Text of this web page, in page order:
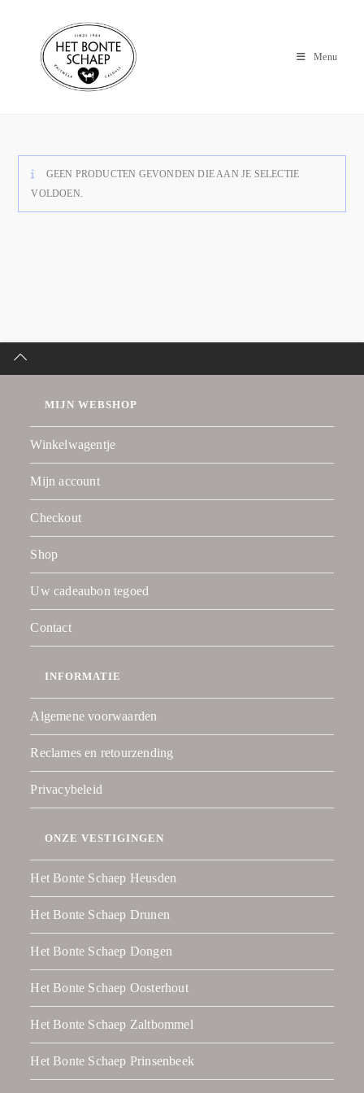
Menu
GEEN PRODUCTEN GEVONDEN DIE AAN JE SELECTIE
VOLDOEN.
MIJN WEBSHOP
Winkelwagentje
Mijn account
Checkout
Shop
Uw cadeaubon tegoed
Contact
INFORMATIE
Algemene voorwaarden
Reclames en retourzending
Privacybeleid
ONZE VESTIGINGEN
Het Bonte Schaep Heusden
Het Bonte Schaep Drunen
Het Bonte Schaep Dongen
Het Bonte Schaep Oosterhout
Het Bonte Schaep Zaltbommel
Het Bonte Schaep Prinsenbeek